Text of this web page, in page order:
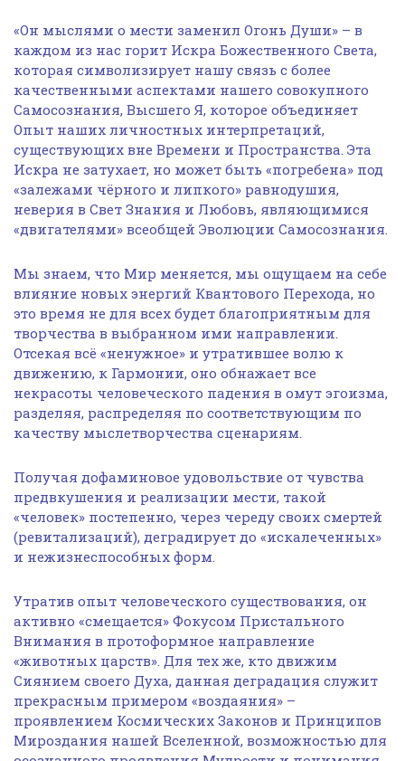
«Он мыслями о мести заменил Огонь Души» – в
каждом из нас горит Искра Божественного Света,
которая символизирует нашу связь с более
качественными аспектами нашего совокупного
Самосознания, Высшего Я, которое объединяет
Опыт наших личностных интерпретаций,
существующих вне Времени и Пространства. Эта
Искра не затухает, но может быть «погребена» под
«залежами чёрного и липкого» равнодушия,
неверия в Свет Знания и Любовь, являющимися
«двигателями» всеобщей Эволюции Самосознания.
Мы знаем, что Мир меняется, мы ощущаем на себе
влияние новых энергий Квантового Перехода, но
это время не для всех будет благоприятным для
творчества в выбранном ими направлении.
Отсекая всё «ненужное» и утратившее волю к
движению, к Гармонии, оно обнажает все
некрасоты человеческого падения в омут эгоизма,
разделяя, распределяя по соответствующим по
качеству мыслетворчества сценариям.
Получая дофаминовое удовольствие от чувства
предвкушения и реализации мести, такой
«человек» постепенно, через череду своих смертей
(ревитализаций), деградирует до «искалеченных»
и нежизнеспособных форм.
Утратив опыт человеческого существования, он
активно «смещается» Фокусом Пристального
Внимания в протоформное направление
«животных царств». Для тех же, кто движим
Сиянием своего Духа, данная деградация служит
прекрасным примером «воздаяния» –
проявлением Космических Законов и Принципов
Мироздания нашей Вселенной, возможностью для